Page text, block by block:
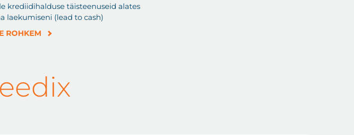
krediidihalduse täisteenuseid alates
laekumiseni (lead to cash)
ROHKEM